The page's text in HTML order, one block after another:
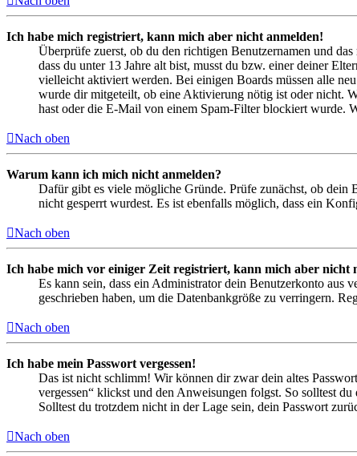
Ich habe mich registriert, kann mich aber nicht anmelden!
Überprüfe zuerst, ob du den richtigen Benutzernamen und
dass du unter 13 Jahre alt bist, musst du bzw. einer deiner
vielleicht aktiviert werden. Bei einigen Boards müssen alle
wurde dir mitgeteilt, ob eine Aktivierung nötig ist oder nicht.
hast oder die E-Mail von einem Spam-Filter blockiert wurde.
Nach oben
Warum kann ich mich nicht anmelden?
Dafür gibt es viele mögliche Gründe. Prüfe zunächst, ob dein
nicht gesperrt wurdest. Es ist ebenfalls möglich, dass ein
Nach oben
Ich habe mich vor einiger Zeit registriert, kann mich aber nicht
Es kann sein, dass ein Administrator dein Benutzerkonto aus
geschrieben haben, um die Datenbankgröße zu verringern.
Nach oben
Ich habe mein Passwort vergessen!
Das ist nicht schlimm! Wir können dir zwar dein altes
vergessen“ klickst und den Anweisungen folgst. So solltest
Solltest du trotzdem nicht in der Lage sein, dein Passwort
Nach oben